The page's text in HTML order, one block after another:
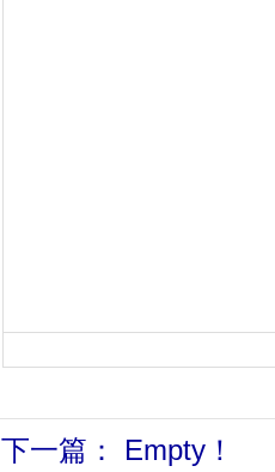
下一篇： Empty！